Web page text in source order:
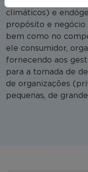
climáticos) e
propósito e negócio
bem como no
ele consumidor,
fornecendo aos
para a tomada de
de organizações
pequenas, de